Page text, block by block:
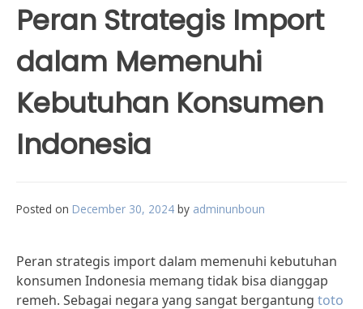
Peran Strategis Import
dalam Memenuhi
Kebutuhan Konsumen
Indonesia
Posted on December 30, 2024 by adminunboun
Peran strategis import dalam memenuhi kebutuhan
konsumen Indonesia memang tidak bisa dianggap
remeh. Sebagai negara yang sangat bergantung toto